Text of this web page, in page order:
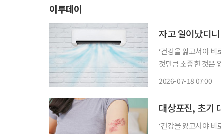
이투데이
‘건강을 잃고서야
것만큼 소중한 것은
2026-07-18 07:00
대상포진, 초기
‘건강을 잃고서야